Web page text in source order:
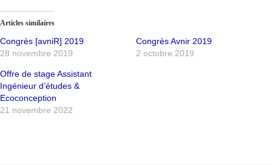
Articles similaires
Congrès [avniR] 2019
28 novembre 2019
Congrès Avnir 2019
2 octobre 2019
Offre de stage Assistant
Ingénieur d’études &
Ecoconception
21 novembre 2022